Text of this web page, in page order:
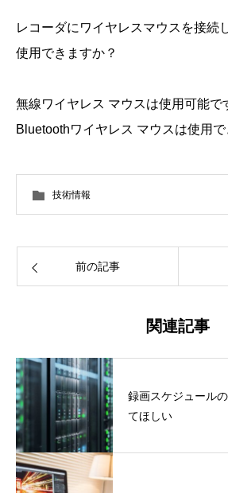
レコーダにワイヤレスマウスを接続
使用できますか？
無線ワイヤレス マウスは使用可能で
Bluetoothワイヤレス マウスは使用で
技術情報
前の記事
関連記事
録画スケジュール
てほしい